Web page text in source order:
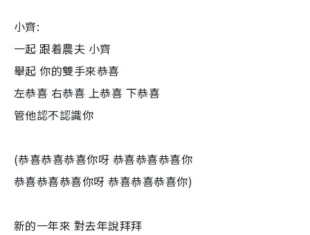
小齊:
一起 跟着農夫 小齊
舉起 你的雙手來恭喜
左恭喜 右恭喜 上恭喜 下恭喜
管他認不認識你
(恭喜恭喜恭喜你呀 恭喜恭喜恭喜你
恭喜恭喜恭喜你呀 恭喜恭喜恭喜你)
新的一年來 對去年說拜拜